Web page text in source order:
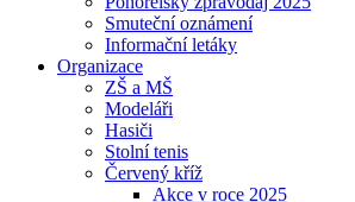
Smuteční oznámení
Informační letáky
Organizace
ZŠ a MŠ
Modeláři
Hasiči
Stolní tenis
Červený kříž
Akce v roce 2025